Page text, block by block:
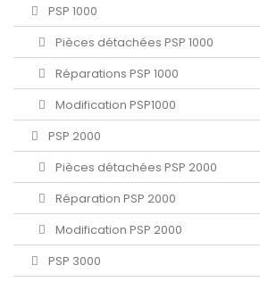
PSP 1000
Pièces détachées PSP 1000
Réparations PSP 1000
Modification PSP1000
PSP 2000
Pièces détachées PSP 2000
Réparation PSP 2000
Modification PSP 2000
PSP 3000